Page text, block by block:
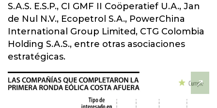
S.A.S. E.S.P., CI GMF II Coöperatief U.A., Jan
de Nul N.V., Ecopetrol S.A., PowerChina
International Group Limited, CTG Colombia
Holding S.A.S., entre otras asociaciones
estratégicas.